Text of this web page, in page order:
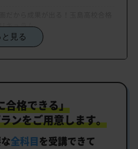
キュラム
認定着度テスト
ら成果が出る！
いてお気軽にご相談くださ
と見る
合格できる」
ンをご用意します。
全科目を受講できて